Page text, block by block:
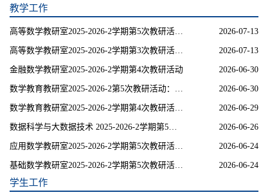
教学工作
2026-07-13
高等数学教研室2025-2026-2学期第5次教研活动：高等数学教研室积极参与深化微专业课程改革建设
2026-07-13
高等数学教研室2025-2026-2学期第3次教研活动：参与品牌建设 赋能高阶育人——高等数学教研室积极参与品牌课程与高阶课程建设
2026-06-30
金融数学教研室2025-2026-2学期第4次教研活动
2026-06-30
数学教育教研室2025-2026-2第5次教研活动：抓实教学能力训练 夯实师范生从教根基
2026-06-29
数学教育教研室2025-2026-2学期第4次教研活动：聚焦师范生新质能力 扎实推进人才培育工作
2026-06-26
数据科学与大数据技术 2025-2026-2学期第5次教研活动：聚焦工程认证，修订人才培养方案
2026-06-24
应用数学教研室2025-2026-2学期第5次教研活动：微专业建设专题教研活动
2026-06-24
基础数学教研室2025-2026-2学期第5次教研活动：微专业建设 提升能力培养
学生工作